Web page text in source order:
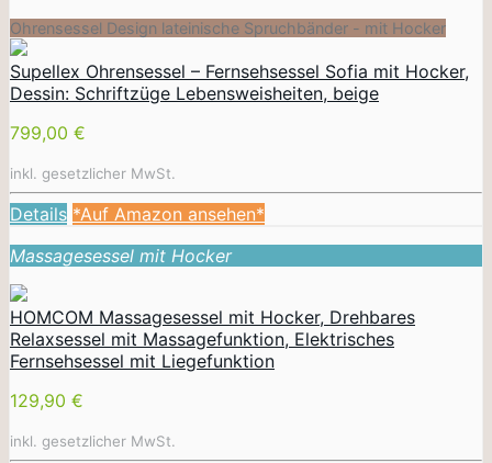
Ohrensessel Design lateinische Spruchbänder - mit Hocker
Supellex Ohrensessel – Fernsehsessel Sofia mit Hocker,
Dessin: Schriftzüge Lebensweisheiten, beige
799,00 €
inkl. gesetzlicher MwSt.
Details *Auf Amazon ansehen*
Massagesessel mit Hocker
HOMCOM Massagesessel mit Hocker, Drehbares
Relaxsessel mit Massagefunktion, Elektrisches
Fernsehsessel mit Liegefunktion
129,90 €
inkl. gesetzlicher MwSt.